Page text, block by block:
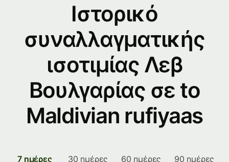
Ιστορικό
συναλλαγματικής
ισοτιμίας Λεβ
Βουλγαρίας σε to
Maldivian rufiyaas
7 ημέρες 30 ημέρες 60 ημέρες 90 ημέρες